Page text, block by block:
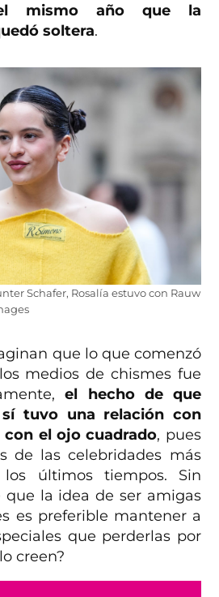
mismo año que la
soltera.
Schafer, Rosalía estuvo con Rauw
que lo que comenzó
medios de chismes fue
el hecho de que
tuvo una relación con
con el ojo cuadrado, pues
de las celebridades más
últimos tiempos. Sin
que la idea de ser amigas
es preferible mantener a
que perderlas por
creen?